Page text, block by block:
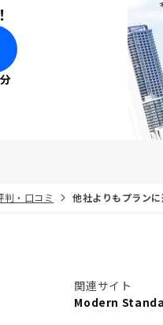
判・口コミ 他社よりもプラン
関連サイト
Modern